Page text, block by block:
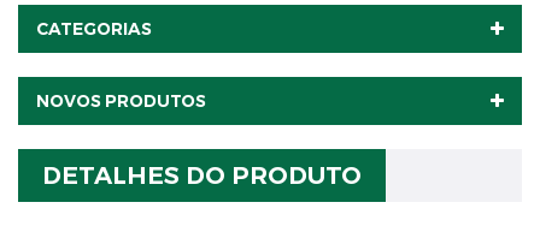
CATEGORIAS
NOVOS PRODUTOS
DETALHES DO PRODUTO